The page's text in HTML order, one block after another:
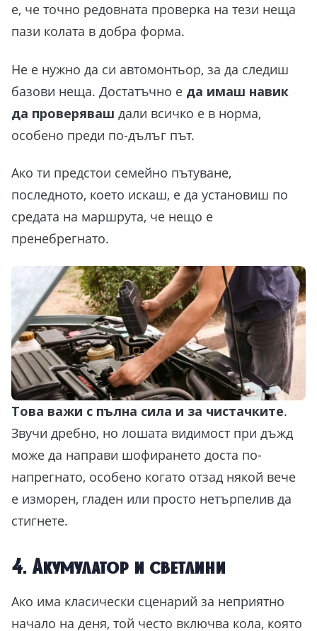
е, че точно редовната проверка на тези неща
пази колата в добра форма.
Не е нужно да си автомонтьор, за да следиш
базови неща. Достатъчно е да имаш навик
да проверяваш дали всичко е в норма,
особено преди по-дълъг път.
Ако ти предстои семейно пътуване,
последното, което искаш, е да установиш по
средата на маршрута, че нещо е
пренебрегнато.
Това важи с пълна сила и за чистачките.
Звучи дребно, но лошата видимост при дъжд
може да направи шофирането доста по-
напрегнато, особено когато отзад някой вече
е изморен, гладен или просто нетърпелив да
стигнете.
4. Акумулатор и светлини
Ако има класически сценарий за неприятно
начало на деня, той често включва кола, която